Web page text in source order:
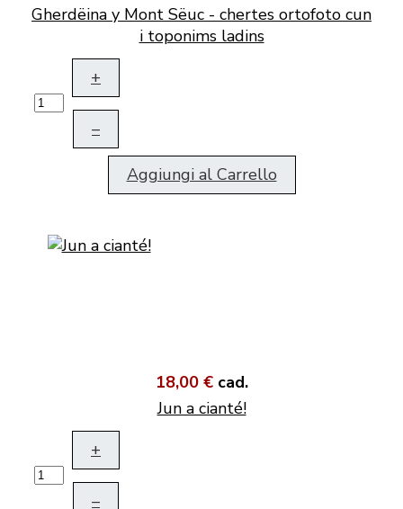
Gherdëina y Mont Sëuc - chertes ortofoto cun
i toponims ladins
+
–
Aggiungi al Carrello
18,00 € cad.
Jun a cianté!
+
–